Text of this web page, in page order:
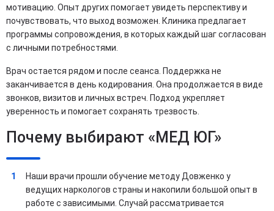
мотивацию. Опыт других помогает увидеть перспективу и
почувствовать, что выход возможен. Клиника предлагает
программы сопровождения, в которых каждый шаг согласован
с личными потребностями.
Врач остается рядом и после сеанса. Поддержка не
заканчивается в день кодирования. Она продолжается в виде
звонков, визитов и личных встреч. Подход укрепляет
уверенность и помогает сохранять трезвость.
Почему выбирают «МЕД ЮГ»
Наши врачи прошли обучение методу Довженко у
ведущих наркологов страны и накопили большой опыт в
работе с зависимыми. Случай рассматривается